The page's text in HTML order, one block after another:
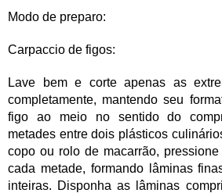
Modo de preparo:
Carpaccio de figos:
Lave bem e corte apenas as
completamente, mantendo seu
figo ao meio no sentido do
metades entre dois plásticos
copo ou rolo de macarrão,
cada metade, formando lâminas
inteiras. Disponha as lâminas